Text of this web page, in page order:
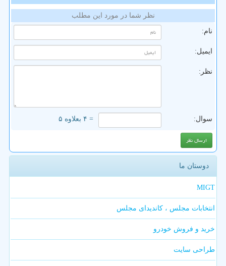
نظر شما در مورد این مطلب
نام:
ایمیل:
نظر:
سوال: = ۴ بعلاوه ۵
دوستان ما
MIGT
انتخابات مجلس ، کاندیدای مجلس
خرید و فروش خودرو
طراحی سایت